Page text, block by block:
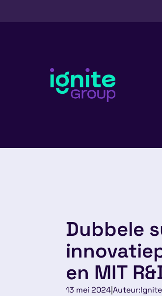
Dubbele
en MIT
13 mei 2024|Auteur: